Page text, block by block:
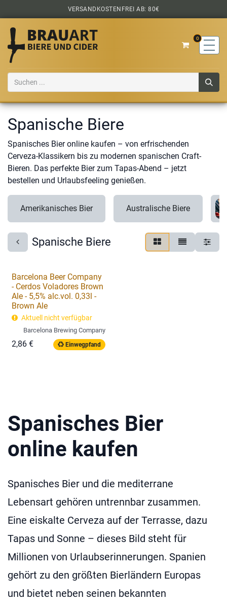
Zum Inhalt springenVERSANDKOSTENFREI AB: 80€
0
Spanische Biere
Spanisches Bier online kaufen – von erfrischenden
Cerveza-Klassikern bis zu modernen spanischen Craft-
Bieren. Das perfekte Bier zum Tapas-Abend – jetzt
bestellen und Urlaubsfeeling genießen.
Amerikanisches Bier Australische Biere
Spanische Biere
Barcelona Beer Company
- Cerdos Voladores Brown
Ale - 5,5% alc.vol. 0,33l -
Brown Ale
Aktuell nicht verfügbar
Barcelona Brewing Company
2,86 € Einwegpfand
Spanisches Bier
online kaufen
Spanisches Bier und die mediterrane
Lebensart gehören untrennbar zusammen.
Eine eiskalte Cerveza auf der Terrasse, dazu
Tapas und Sonne – dieses Bild steht für
Millionen von Urlaubserinnerungen. Spanien
gehört zu den größten Bierländern Europas
und bietet neben seinen bekannten